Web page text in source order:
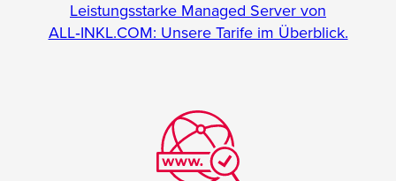
Leistungsstarke Managed Server von
ALL‑INKL.COM: Unsere Tarife im Überblick.